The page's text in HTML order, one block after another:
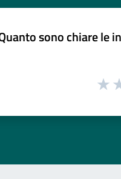
sono chiare le